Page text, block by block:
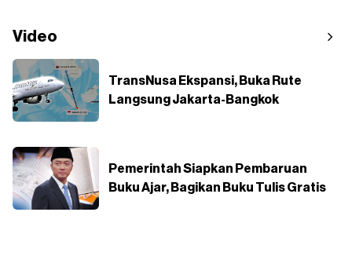
Video
TransNusa Ekspansi, Buka Rute
Langsung Jakarta-Bangkok
Pemerintah Siapkan Pembaruan
Buku Ajar, Bagikan Buku Tulis Gratis